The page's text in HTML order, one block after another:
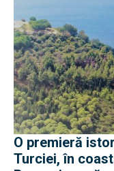
O premieră
Turciei, în